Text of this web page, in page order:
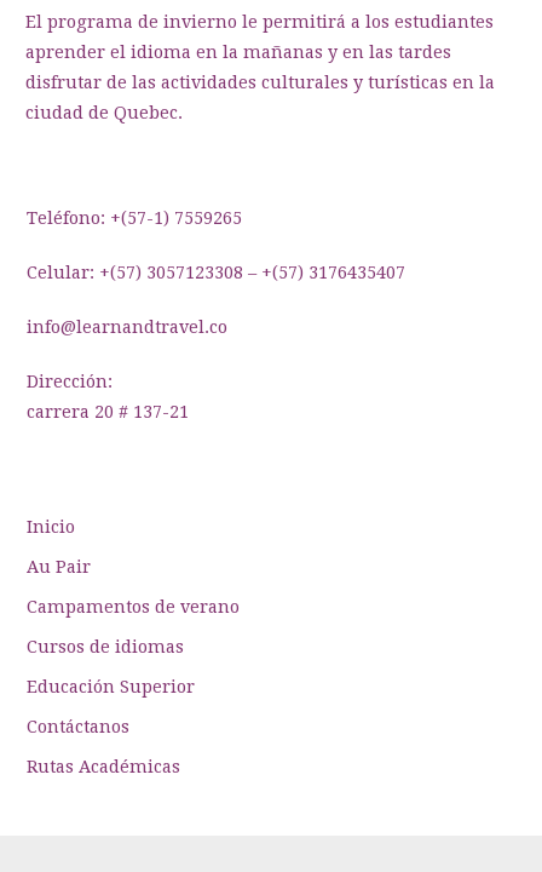
El programa de invierno le permitirá a los estudiantes
aprender el idioma en la mañanas y en las tardes
disfrutar de las actividades culturales y turísticas en la
ciudad de Quebec.
Teléfono: +(57-1) 7559265
Celular: +(57) 3057123308 – +(57) 3176435407
info@learnandtravel.co
Dirección:
carrera 20 # 137-21
Inicio
Au Pair
Campamentos de verano
Cursos de idiomas
Educación Superior
Contáctanos
Rutas Académicas